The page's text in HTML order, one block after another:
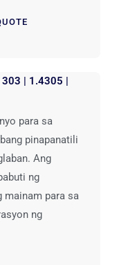
| 1.4305 |
para sa
pinapanatili
Ang
ng
mainam para sa
ng